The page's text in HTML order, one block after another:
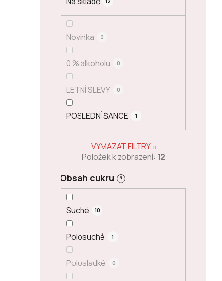
Novinka 0
0 % alkoholu 0
LETNÍ SLEVY 0
POSLEDNÍ ŠANCE 1
Obsah cukru ?
Suché 10
Polosuché 1
Polosladké 0
VYMAZAT FILTRY
Položek k zobrazení: 12